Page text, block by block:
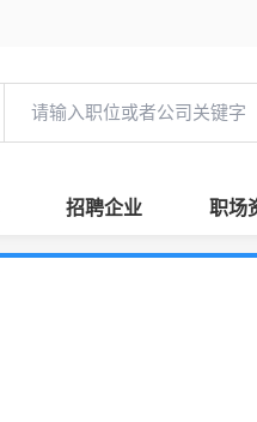
招聘企业 职场